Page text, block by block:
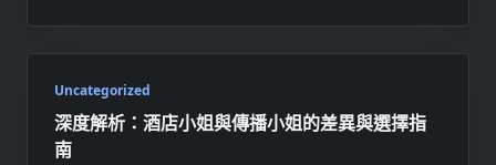
Uncategorized
深度解析：酒店小姐與傳播小姐的差異與選擇指
南